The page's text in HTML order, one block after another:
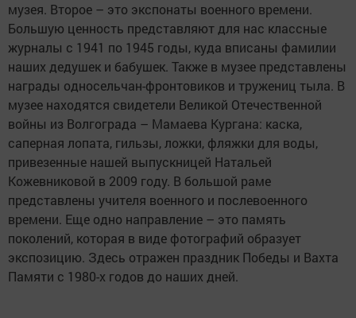
музея. Второе – это экспонаты военного времени.
Большую ценность представляют для нас классные
журналы с 1941 по 1945 годы, куда вписаны фамилии
наших дедушек и бабушек. Также в музее представлены
награды односельчан-фронтовиков и тружениц тыла. В
музее находятся свидетели Великой Отечественной
войны из Волгограда – Мамаева Кургана: каска,
саперная лопата, гильзы, ложки, фляжки для воды,
привезенные нашей выпускницей Натальей
Кожевниковой в 2009 году. В большой раме
представлены учителя военного и послевоенного
времени. Еще одно направление – это память
поколений, которая в виде фотографий образует
экспозицию. Здесь отражен праздник Победы и Вахта
Памяти с 1980-х годов до наших дней.